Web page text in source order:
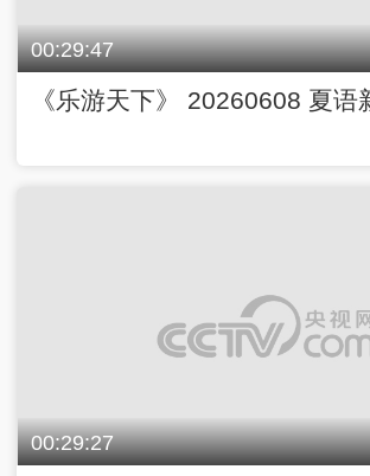
00:29:47
《乐游天下》 20260608 夏语
00:29:27